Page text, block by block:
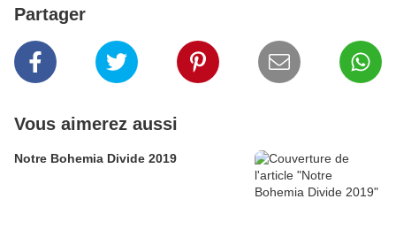
Partager
Vous aimerez aussi
Notre Bohemia Divide 2019